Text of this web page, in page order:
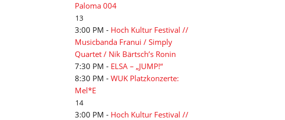
Paloma 004
13
3:00 PM - Hoch Kultur Festival //
Musicbanda Franui / Simply
Quartet / Nik Bärtsch’s Ronin
7:30 PM - ELSA – „JUMP!“
8:30 PM - WUK Platzkonzerte:
Mel*E
14
3:00 PM - Hoch Kultur Festival //